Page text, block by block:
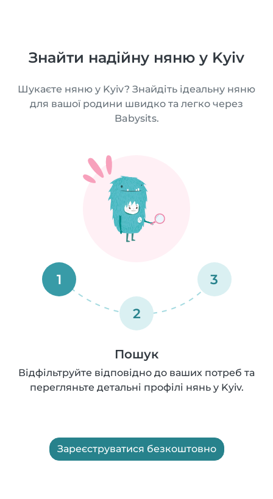
Знайти надійну няню у Kyiv
Шукаєте няню у Kyiv? Знайдіть ідеальну няню
для вашої родини швидко та легко через
Babysits.
1
2
3
Пошук
Відфільтруйте відповідно до ваших потреб та
перегляньте детальні профілі нянь у Kyiv.
Зареєструватися безкоштовно